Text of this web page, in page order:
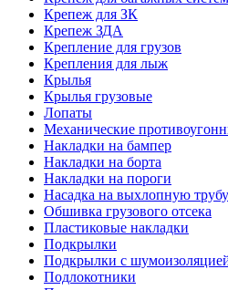
Крепеж для ЗК
Крепеж ЗДА
Крепление для грузов
Крепления для лыж
Крылья
Крылья грузовые
Лопаты
Механические
Накладки на бампер
Накладки на борта
Накладки на пороги
Насадка на выхлопную трубу
Обшивка грузового отсека
Пластиковые накладки
Подкрылки
Подкрылки с
Подлокотники